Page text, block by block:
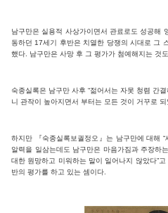
남구만은 실용적 사상가이면서 관료로도 성공해
동하던 17세기 후반은 치열한 당쟁의 시대로 그
했다. 남구만은 사망 후 그 평가가 첨예해지는 것
숙종실록은 남구만 사후 “젊어서는 자못 청렴 간
니 관작이 높아지면서 부터는 모든 것이 거꾸로 되
하지만 『숙종실록보궐정오』는 남구만에 대해
알력을 일삼는데도 남구만은 마음가짐과 주장하
대한 원망하고 미워하는 말이 일어나지 않았다”
반의 평가를 하고 있는 셈이다.